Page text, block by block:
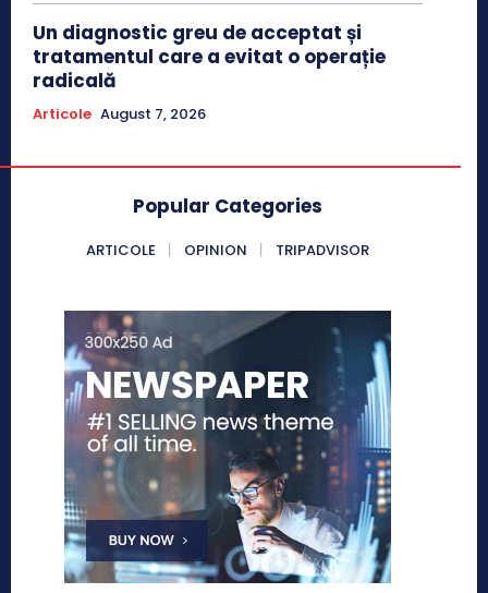
Un diagnostic greu de acceptat și
tratamentul care a evitat o operație
radicală
Articole August 7, 2026
Popular Categories
ARTICOLE OPINION TRIPADVISOR